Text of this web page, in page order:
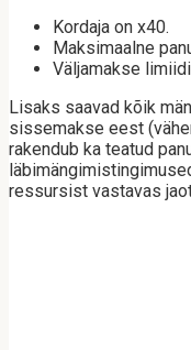
Kordaja on x40.
Maksimaalne
Väljamakse
Lisaks saavad kõik
sissemakse eest
rakendub ka teatud
ressursist vastavas